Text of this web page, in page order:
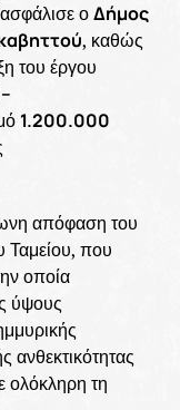
οΔήμος
, καθώς
του έργου
1.200.000
απόφαση του
Ταμείου, που
οποία
ύψους
ανθεκτικότητας
ολόκληρη τη